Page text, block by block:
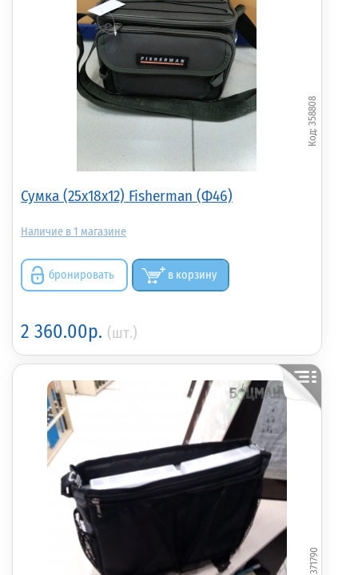
Сумка (25х18х12) Fisherman (Ф46)
358808
1
бронировать в корзину
2 360.00р. (шт.)
371790